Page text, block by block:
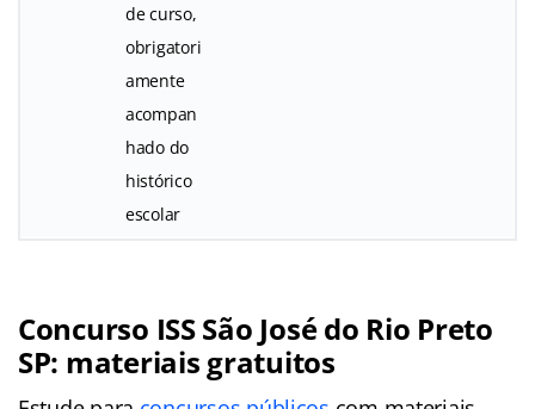
de curso,
obrigatori
amente
acompan
hado do
histórico
escolar
Concurso ISS São José do Rio Preto
SP: materiais gratuitos